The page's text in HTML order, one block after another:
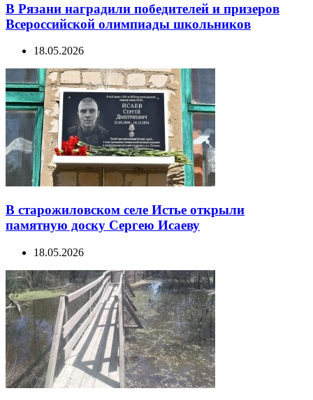
В Рязани наградили победителей и призеров
Всероссийской олимпиады школьников
18.05.2026
В старожиловском селе Истье открыли
памятную доску Сергею Исаеву
18.05.2026